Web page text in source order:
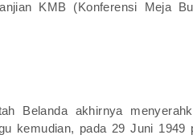
KMB (Konferensi Meja
Belanda akhirnya
kemudian, pada 29 Juni 1949